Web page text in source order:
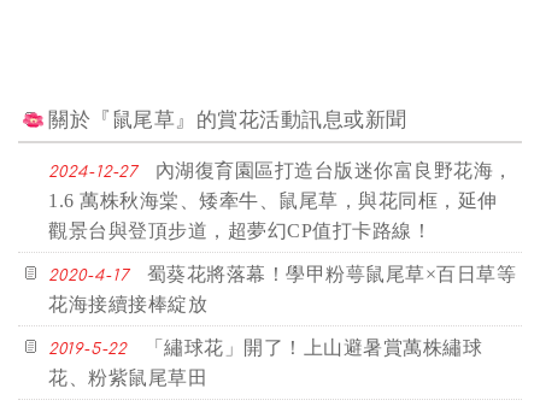
關於『鼠尾草』的賞花活動訊息或新聞
2024-12-27
內湖復育園區打造台版迷你富良野花海，
1.6 萬株秋海棠、矮牽牛、鼠尾草，與花同框，延伸
觀景台與登頂步道，超夢幻CP值打卡路線！
2020-4-17
蜀葵花將落幕！學甲粉萼鼠尾草×百日草等
花海接續接棒綻放
2019-5-22
「繡球花」開了！上山避暑賞萬株繡球
花、粉紫鼠尾草田